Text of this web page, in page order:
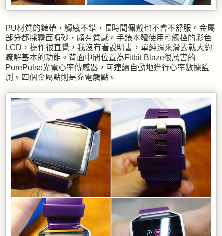
PU材質的錶帶，觸感不錯，長時間佩戴也不會不舒服。金屬
部分都採霧面噴砂，頗有質感。手錶本體使用可觸控的彩色
LCD，操作很直覺，我沒有看說明書，單純滑來滑去就大約
瞭解基本的功能。背面中間位置為Fitbit Blaze很厲害的
PurePulse光電心率傳感器，可連續自動地進行心率數據監
測。四個金屬點則是充電觸點。